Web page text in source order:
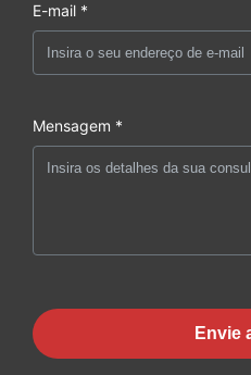
E-mail *
Mensagem *
Envie